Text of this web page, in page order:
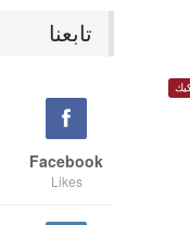
تابعنا
Facebook
Likes